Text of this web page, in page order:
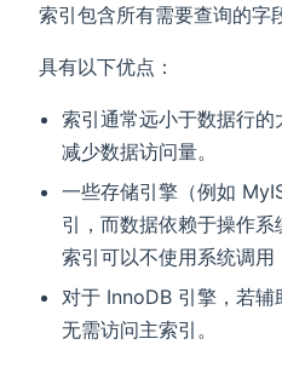
索引包含所有需要查询的字
具有以下优点：
索引通常远小于数据行
减少数据访问量。
一些存储引擎（例如
引，而数据依赖于操作
索引可以不使用系统调用
对于 InnoDB 引擎，若
无需访问主索引。